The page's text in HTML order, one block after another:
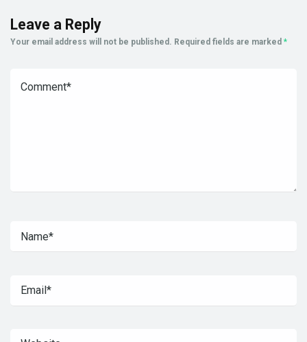
Leave a Reply
Your email address will not be published. Required fields are marked *